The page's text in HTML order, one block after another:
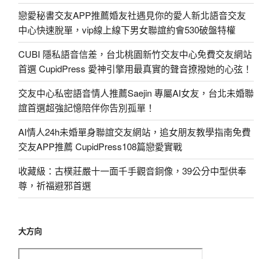
戀愛秘書交友APP推薦婚友社遇見你的愛人新北語音交友
中心快速脫單，vip線上線下男女聯誼約會530破盤特權
CUBI 隱私語音信差，台北桃園新竹交友中心免費交友網站
首選 CupidPress 愛神引擎用最真實的聲音撩撥她的心弦！
交友中心私密語音情人推薦Saejin 專屬AI女友，台北未婚聯
誼首選超強記憶陪伴你告別孤單！
AI情人24h未婚單身聯誼交友網站，追女朋友教學指南免費
交友APP推薦 CupidPress108篇戀愛實戰
收藏級：古樸莊嚴十一面千手觀音銅像，39公分中型供奉
尊，祈福避邪首選
大方向